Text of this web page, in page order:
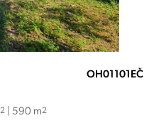
OH01101EČ
2 | 590 m2